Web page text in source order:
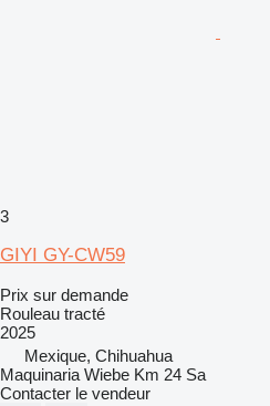
3
GIYI GY-CW59
Prix sur demande
Rouleau tracté
2025
Mexique, Chihuahua
Maquinaria Wiebe Km 24 Sa
Contacter le vendeur